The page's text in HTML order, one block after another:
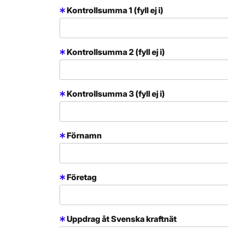
Kontrollsumma 1 (fyll ej i)
Kontrollsumma 2 (fyll ej i)
Kontrollsumma 3 (fyll ej i)
Förnamn
Företag
Uppdrag åt Svenska kraftnät